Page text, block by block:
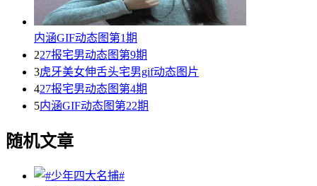
内涵GIF动态图第1期
227报宅男动态图第9期
3虎牙美女伸舌头宅男gif动态图片
427报宅男动态图第4期
5内涵GIF动态图第22期
随机文章